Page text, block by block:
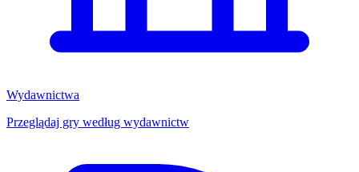
Wydawnictwa
Przeglądaj gry według wydawnictw